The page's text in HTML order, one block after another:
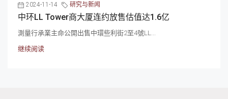
2024-11-14 研究与新闻
中环LL Tower商大厦连约放售估值达1.6亿
測量行承業主命公開出售中環些利街2至4號LL...
继续阅读